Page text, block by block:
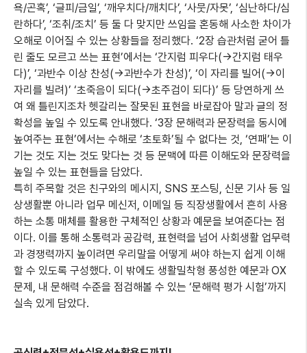
욕/곤혹’, ‘글피/금일’, ‘깨우치다/깨치다’, ‘사뭇/자못’, ‘심난하다/심
란하다’, ‘조취/조치’ 등 둘 다 맞지만 쓰임을 혼동해 사소한 차이가
오해로 이어질 수 있는 상황들을 정리했다. ‘2장 습관처럼 굳어 틀
린 줄도 모르고 쓰는 표현’에서는 ‘간지럼 피우다(→간지럼 태우
다)’, ‘과반수 이상 찬성(→과반수가 찬성)’, ‘이 자리를 빌어(→이
자리를 빌려)’ ‘초죽음이 되다(→초주검이 되다)’ 등 당연하게 쓰
여 왜 틀린지조차 헷갈리는 잘못된 표현을 바로잡아 말과 글의 정
확성을 높일 수 있도록 안내했다. ‘3장 문해력과 문장력을 동시에
높여주는 표현’에서는 수해로 ‘초토화’될 수 없다는 것, ‘연패’는 이
기는 것도 지는 것도 맞다는 것 등 문맥에 따른 이해도와 문장력을
높일 수 있는 표현들을 담았다.
특히 주목할 것은 친구와의 메시지, SNS 포스팅, 신문 기사 등 일
상생활뿐 아니라 업무 메신저, 이메일 등 직장생활에서 흔히 사용
하는 소통 매체를 활용한 구체적인 상황과 예문을 보여준다는 점
이다. 이를 통해 소통력과 공감력, 표현력을 넘어 사회생활 업무력
과 경쟁력까지 높이려면 우리말을 어떻게 써야 하는지 쉽게 이해
할 수 있도록 구성했다. 이 밖에도 생활밀착형 풍성한 예문과 OX
문제, 내 문해력 수준을 점검해볼 수 있는 ‘문해력 평가 시험’까지
실속 있게 담았다.